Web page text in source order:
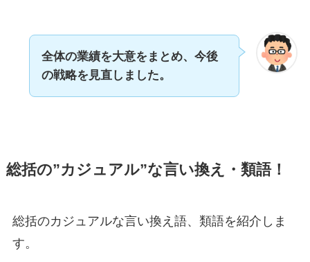
全体の業績を大意をまとめ、今後
の戦略を見直しました。
総括の”カジュアル”な言い換え・類語！
総括のカジュアルな言い換え語、類語を紹介しま
す。